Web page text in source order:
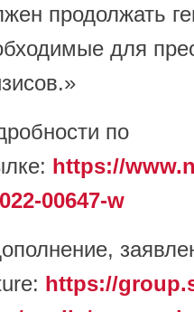
продолжать
для
по
https://
00647-w
https://